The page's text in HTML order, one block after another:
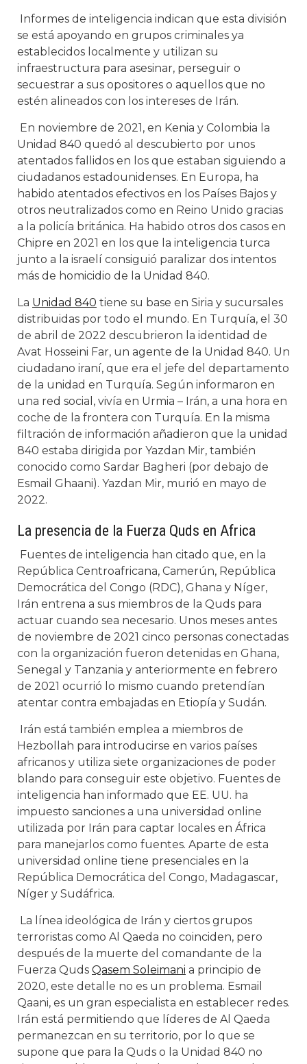
Informes de inteligencia indican que esta división
se está apoyando en grupos criminales ya
establecidos localmente y utilizan su
infraestructura para asesinar, perseguir o
secuestrar a sus opositores o aquellos que no
estén alineados con los intereses de Irán.
En noviembre de 2021, en Kenia y Colombia la
Unidad 840 quedó al descubierto por unos
atentados fallidos en los que estaban siguiendo a
ciudadanos estadounidenses. En Europa, ha
habido atentados efectivos en los Países Bajos y
otros neutralizados como en Reino Unido gracias
a la policía británica. Ha habido otros dos casos en
Chipre en 2021 en los que la inteligencia turca
junto a la israelí consiguió paralizar dos intentos
más de homicidio de la Unidad 840.
La Unidad 840 tiene su base en Siria y sucursales
distribuidas por todo el mundo. En Turquía, el 30
de abril de 2022 descubrieron la identidad de
Avat Hosseini Far, un agente de la Unidad 840. Un
ciudadano iraní, que era el jefe del departamento
de la unidad en Turquía. Según informaron en
una red social, vivía en Urmia – Irán, a una hora en
coche de la frontera con Turquía. En la misma
filtración de información añadieron que la unidad
840 estaba dirigida por Yazdan Mir, también
conocido como Sardar Bagheri (por debajo de
Esmail Ghaani). Yazdan Mir, murió en mayo de
2022.
La presencia de la Fuerza Quds en Africa
Fuentes de inteligencia han citado que, en la
República Centroafricana, Camerún, República
Democrática del Congo (RDC), Ghana y Níger,
Irán entrena a sus miembros de la Quds para
actuar cuando sea necesario. Unos meses antes
de noviembre de 2021 cinco personas conectadas
con la organización fueron detenidas en Ghana,
Senegal y Tanzania y anteriormente en febrero
de 2021 ocurrió lo mismo cuando pretendían
atentar contra embajadas en Etiopía y Sudán.
Irán está también emplea a miembros de
Hezbollah para introducirse en varios países
africanos y utiliza siete organizaciones de poder
blando para conseguir este objetivo. Fuentes de
inteligencia han informado que EE. UU. ha
impuesto sanciones a una universidad online
utilizada por Irán para captar locales en África
para manejarlos como fuentes. Aparte de esta
universidad online tiene presenciales en la
República Democrática del Congo, Madagascar,
Níger y Sudáfrica.
La línea ideológica de Irán y ciertos grupos
terroristas como Al Qaeda no coinciden, pero
después de la muerte del comandante de la
Fuerza Quds Qasem Soleimani a principio de
2020, este detalle no es un problema. Esmail
Qaani, es un gran especialista en establecer redes.
Irán está permitiendo que líderes de Al Qaeda
permanezcan en su territorio, por lo que se
supone que para la Quds o la Unidad 840 no